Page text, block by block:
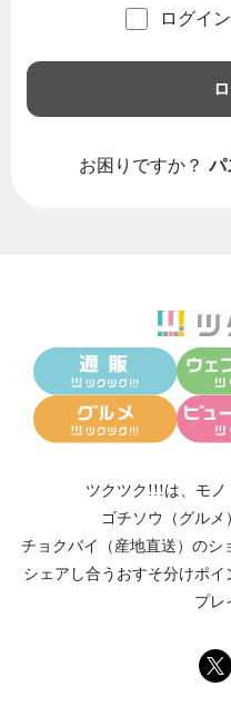
ログイ
お困りですか？ パ
ツクツク!!!は、 モノ
ゴチソウ（グルメ
チョクバイ（産地直送） のシ
シェアし合う おすそ分けポイ
プレ